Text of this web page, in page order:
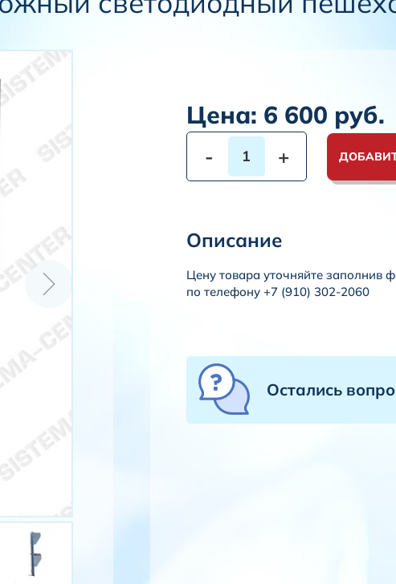
Цена: 6 600 руб.
- +
Описание
Цену товара уточняйте заполнив
по телефону +7 (910) 302-2060
Остались